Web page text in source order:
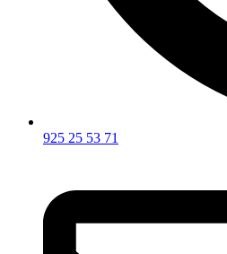
925 25 53 71